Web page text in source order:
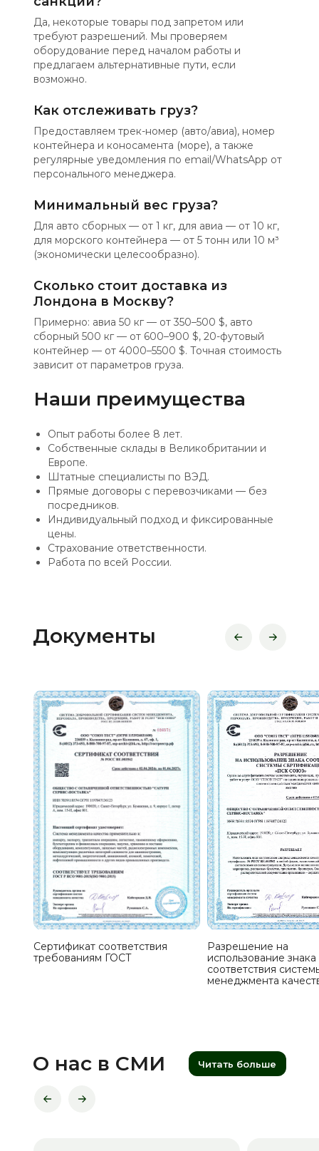
Да, некоторые товары под запретом или
требуют разрешений. Мы проверяем
оборудование перед началом работы и
предлагаем альтернативные пути, если
возможно.
Как отслеживать груз?
Предоставляем трек-номер (авто/авиа), номер
контейнера и коносамента (море), а также
регулярные уведомления по email/WhatsApp от
персонального менеджера.
Минимальный вес груза?
Для авто сборных — от 1 кг, для авиа — от 10 кг,
для морского контейнера — от 5 тонн или 10 м³
(экономически целесообразно).
Сколько стоит доставка из
Лондона в Москву?
Примерно: авиа 50 кг — от 350–500 $, авто
сборный 500 кг — от 600–900 $, 20-футовый
контейнер — от 4000–5500 $. Точная стоимость
зависит от параметров груза.
Наши преимущества
Опыт работы более 8 лет.
Собственные склады в Великобритании и
Европе.
Штатные специалисты по ВЭД.
Прямые договоры с перевозчиками — без
посредников.
Индивидуальный подход и фиксированные
цены.
Страхование ответственности.
Работа по всей России.
Документы
Сертификат соответствия
требованиям ГОСТ
Разрешение на
использование знака
соответствия
менеджмента
Читать больше
О нас в СМИ